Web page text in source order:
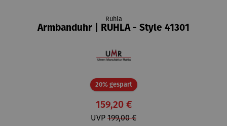
Ruhla
Armbanduhr | RUHLA - Style 41301
20% gespartRabatt
159,20 €
UVP 199,00 €